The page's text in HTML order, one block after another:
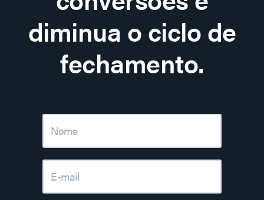
diminua o ciclo de
fechamento.